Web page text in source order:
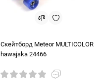
Скейтборд Meteor MULTICOLOR
hawajska 24466